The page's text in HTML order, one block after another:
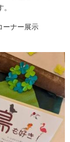
ーナー展示